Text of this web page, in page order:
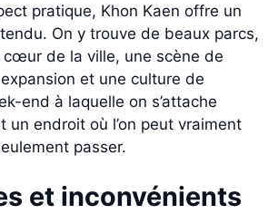
pratique, Khon Kaen offre un
On y trouve de beaux parcs,
cœur de la ville, une scène de
et une culture de
end à laquelle on s’attache
un endroit où l’on peut vraiment
passer.
et inconvénients